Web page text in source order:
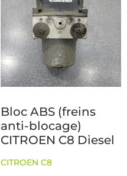
Bloc ABS (freins
anti-blocage)
CITROEN C8 Diesel
CITROEN C8